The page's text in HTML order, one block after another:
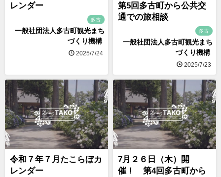
レンダー
多古
一般社団法人多古町観光まち
づくり機構
2025/7/24
第5回多古町から公共交
通での旅相談
多古
一般社団法人多古町観光まち
づくり機構
2025/7/23
令和７年７月たこらぼカ
レンダー
7月２６日（木）開
催！ 第4回多古町から